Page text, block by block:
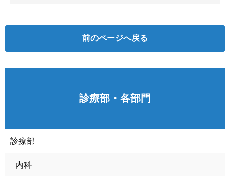
前のページへ戻る
診療部・各部門
診療部
内科